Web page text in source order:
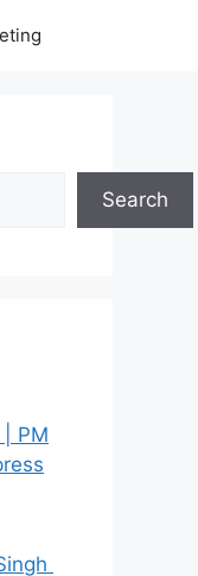
Search
| PM